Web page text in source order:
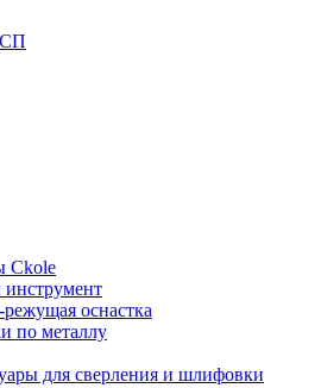
Ckole
оснастка
по металлу
для сверления и шлифовки